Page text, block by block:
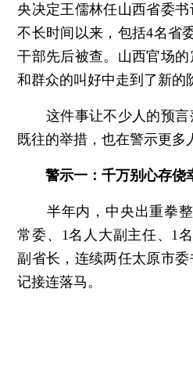
央决定王儒林任山西省委书
不长时间以来，包括4名省
干部先后被查。山西官场
和群众的叫好中走到了新的
这件事让不少人的预言
既往的举措，也在警示更多
警示一：千万别心存侥
半年内，中央出重拳整
常委、1名人大副主任、1
副省长，连续两任太原市
记接连落马。